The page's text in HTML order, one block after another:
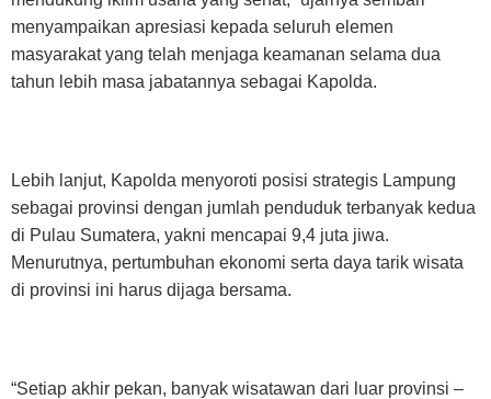
menyampaikan apresiasi kepada seluruh elemen
masyarakat yang telah menjaga keamanan selama dua
tahun lebih masa jabatannya sebagai Kapolda.
Lebih lanjut, Kapolda menyoroti posisi strategis Lampung
sebagai provinsi dengan jumlah penduduk terbanyak kedua
di Pulau Sumatera, yakni mencapai 9,4 juta jiwa.
Menurutnya, pertumbuhan ekonomi serta daya tarik wisata
di provinsi ini harus dijaga bersama.
“Setiap akhir pekan, banyak wisatawan dari luar provinsi –